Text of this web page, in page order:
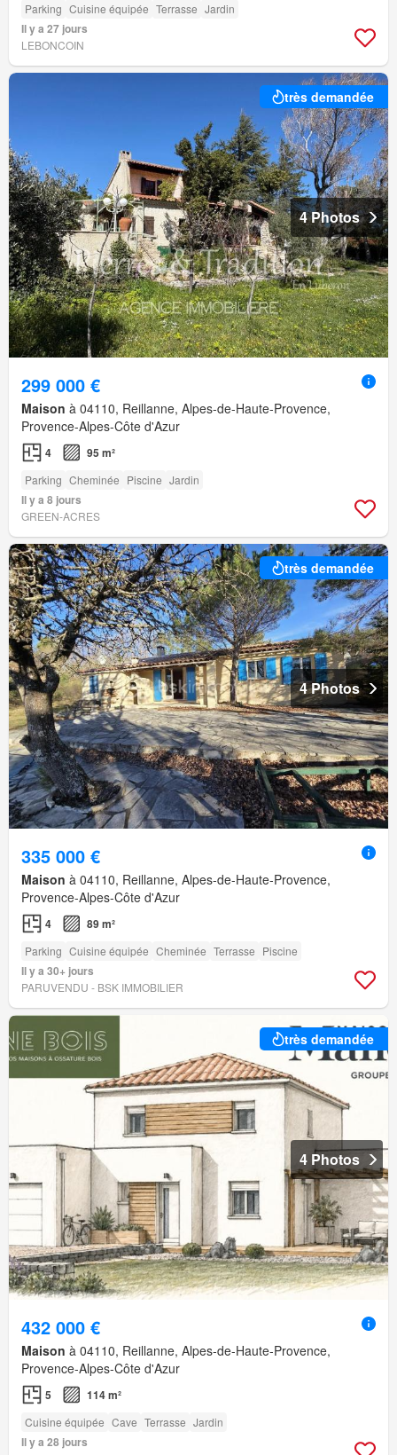
Parking Cuisine équipée Terrasse Jardin
Il y a 27 jours
LEBONCOIN
très demandée
4 Photos
299 000 €
Maison à 04110, Reillanne, Alpes-de-Haute-Provence,
Provence-Alpes-Côte d'Azur
4 95 m²
Parking Cheminée Piscine Jardin
Il y a 8 jours
GREEN-ACRES
très demandée
4 Photos
335 000 €
Maison à 04110, Reillanne, Alpes-de-Haute-Provence,
Provence-Alpes-Côte d'Azur
4 89 m²
Parking Cuisine équipée Cheminée Terrasse Piscine
Il y a 30+ jours
PARUVENDU - BSK IMMOBILIER
très demandée
4 Photos
432 000 €
Maison à 04110, Reillanne, Alpes-de-Haute-Provence,
Provence-Alpes-Côte d'Azur
5 114 m²
Cuisine équipée Cave Terrasse Jardin
Il y a 28 jours